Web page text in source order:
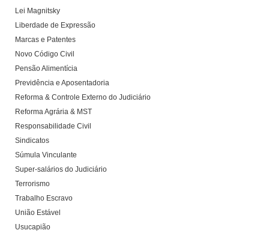
Lei Magnitsky
Liberdade de Expressão
Marcas e Patentes
Novo Código Civil
Pensão Alimentícia
Previdência e Aposentadoria
Reforma & Controle Externo do Judiciário
Reforma Agrária & MST
Responsabilidade Civil
Sindicatos
Súmula Vinculante
Super-salários do Judiciário
Terrorismo
Trabalho Escravo
União Estável
Usucapião